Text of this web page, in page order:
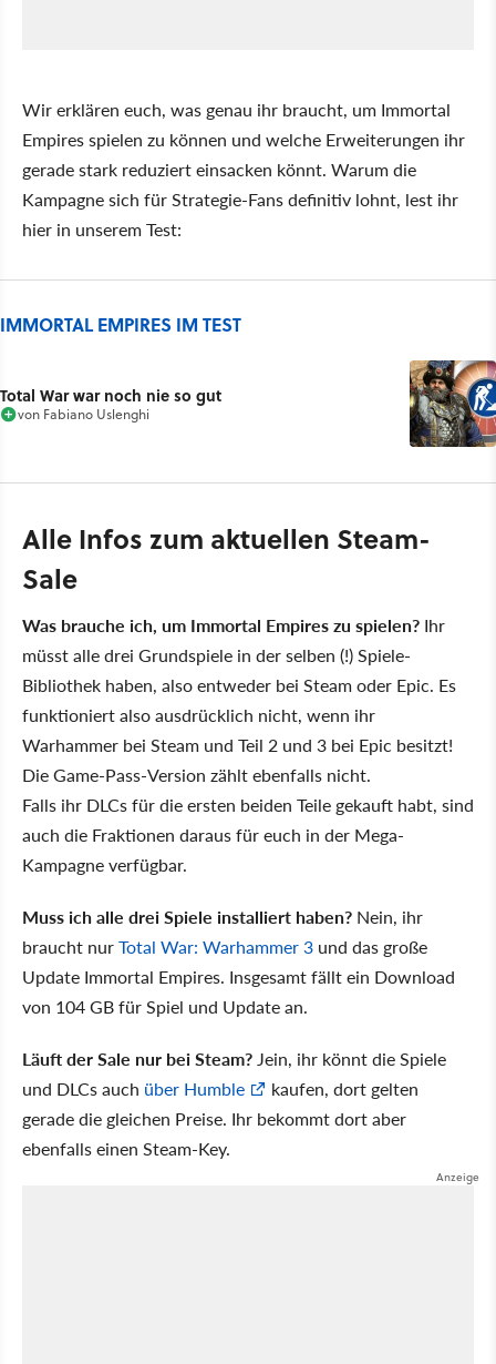
Wir erklären euch, was genau ihr braucht, um Immortal
Empires spielen zu können und welche Erweiterungen ihr
gerade stark reduziert einsacken könnt. Warum die
Kampagne sich für Strategie-Fans definitiv lohnt, lest ihr
hier in unserem Test:
IMMORTAL EMPIRES IM TEST
Total War war noch nie so gut
von Fabiano Uslenghi
Alle Infos zum aktuellen Steam-
Sale
Was brauche ich, um Immortal Empires zu spielen? Ihr
müsst alle drei Grundspiele in der selben (!) Spiele-
Bibliothek haben, also entweder bei Steam oder Epic. Es
funktioniert also ausdrücklich nicht, wenn ihr
Warhammer bei Steam und Teil 2 und 3 bei Epic besitzt!
Die Game-Pass-Version zählt ebenfalls nicht.
Falls ihr DLCs für die ersten beiden Teile gekauft habt, sind
auch die Fraktionen daraus für euch in der Mega-
Kampagne verfügbar.
Muss ich alle drei Spiele installiert haben? Nein, ihr
braucht nurTotal War: Warhammer 3 und das große
Update Immortal Empires. Insgesamt fällt ein Download
von 104 GB für Spiel und Update an.
Läuft der Sale nur bei Steam? Jein, ihr könnt die Spiele
und DLCs auch über Humble
kaufen, dort gelten
gerade die gleichen Preise. Ihr bekommt dort aber
ebenfalls einen Steam-Key.